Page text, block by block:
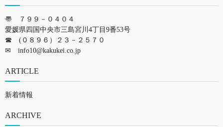
〠 ７９９－０４０４
愛媛県四国中央市三島宮川4丁目9番53号
☎ (０８９６）２３－２５７０
✉ info10@kakukei.co.jp
ARTICLE
新着情報
ARCHIVE